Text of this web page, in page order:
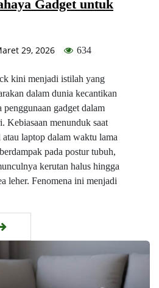
Gadget untuk
29, 2026 634
kini menjadi istilah yang
dalam dunia kecantikan
gadget dalam
Kebiasaan menunduk saat
atau laptop dalam waktu lama
pada postur tubuh,
kerutan halus hingga
leher. Fenomena ini menjadi